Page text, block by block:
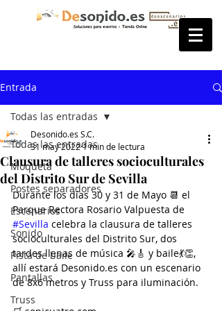
Entrada
Todas las entradas
Moqueta
Postes separadores
Escenarios
Sonido
Pista de baile
Pantallas
Truss
Todas las entradas
Clausura de talleres socioculturales
del Distrito Sur de Sevilla
Desonido.es S.C.
31 may 20221 min de lectura
Durante los días 30 y 31 de Mayo 📆 el
Parque Rectora Rosario Valpuesta de
#Sevilla celebra la clausura de talleres
socioculturales del Distrito Sur, dos
tardes llenas de música 🎤🎸 y baile💃👏,
allí estará Desonido.es con un escenario
de 8x6 metros y Truss para iluminación.